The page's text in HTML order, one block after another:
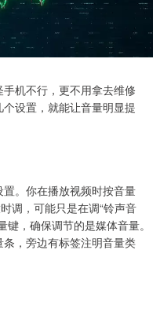
机不行，更不用拿去维修
设置，就能让音量明显提
。你在播放视频时按音量
调，可能只是在调“铃声音
，确保调节的是媒体音量。
，旁边有标签注明音量类